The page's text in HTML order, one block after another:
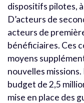
dispositifs pilotes,
D’acteurs de
acteurs de
bénéficiaires. Ces
moyens
nouvelles
budget de 2,5
mise en place des